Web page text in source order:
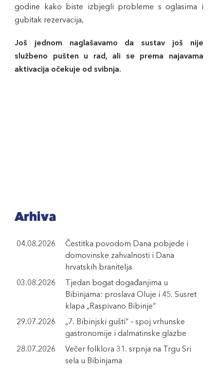
godine kako biste izbjegli probleme s oglasima i
gubitak rezervacija,
Još jednom naglašavamo da sustav još nije
službeno pušten u rad, ali se prema najavama
aktivacija očekuje od svibnja.
Arhiva
04.08.2026
Čestitka povodom Dana pobjede i
domovinske zahvalnosti i Dana
hrvatskih branitelja
03.08.2026
Tjedan bogat događanjima u
Bibinjama: proslava Oluje i 45. Susret
klapa „Raspivano Bibinje“
29.07.2026
„7. Bibinjski gušti“ – spoj vrhunske
gastronomije i dalmatinske glazbe
28.07.2026
Večer folklora 31. srpnja na Trgu Sri
sela u Bibinjama